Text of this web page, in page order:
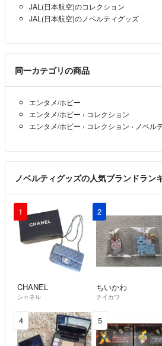
JAL(日本航空)のコレクション
JAL(日本航空)のノベルティグッズ
同一カテゴリの商品
エンタメ/ホビー
エンタメ/ホビー › コレクション
エンタメ/ホビー › コレクション › ノベル
ノベルティグッズの人気ブランドラン
1
CHANEL
シャネル
2
ちいかわ
チイカワ
4 5